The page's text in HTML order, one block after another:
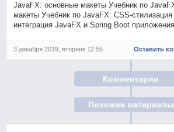
JavaFX: основные макеты Учебник по
макеты Учебник по JavaFX: CSS-
интеграция JavaFX и Spring Boot
3 декабря 2019, вторник 12:55 Оставить
Комментарии
Похожие материалы